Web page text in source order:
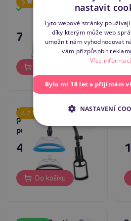
5
Skladem
795 Kč
4.7
Power Pump MAX
Pussy, vakuová
pumpa na vaginu
Skladem
495 Kč
Do košíku
nastavit
Tyto webové stránky
díky kterým může web
umožnit nám vyhodnocovat
vám přizpůsobit
Více informací
Bylo mi 18 let a přijímám
NASTAVENÍ